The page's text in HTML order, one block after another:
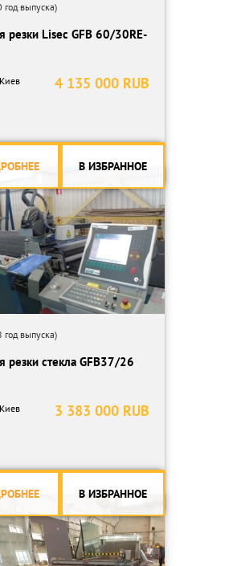
год выпуска)
резки Lisec GFB 60/30RE-
4 135 000 RUB
Киев
В ИЗБРАННОЕ
год выпуска)
резки стекла GFB37/26
3 383 000 RUB
Киев
В ИЗБРАННОЕ